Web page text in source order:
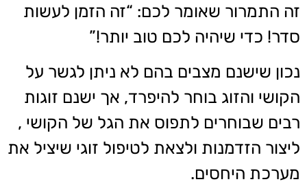
זה התמרור שאומר לכם: “זה הזמן לעשות
סדר! כדי שיהיה לכם טוב יותר!”
נכון שישנם מצבים בהם לא ניתן לגשר על
הקושי והזוג בוחר להיפרד, אך ישנם זוגות
רבים שבוחרים לתפוס את הגל של הקושי ,
ליצור הזדמנות ולצאת לטיפול זוגי שיציל את
מערכת היחסים.